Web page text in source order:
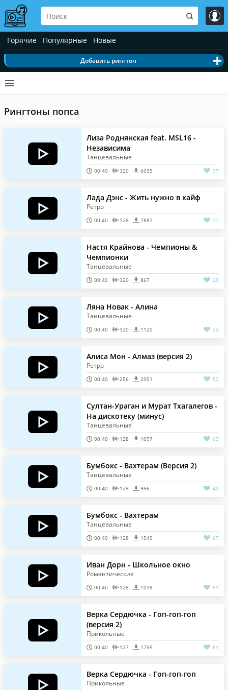
Горячие Популярные Новые
Добавить рингтон
Рингтоны попса
Лиза Роднянская feat. MSL16 -
Независима
Танцевальные
00:40 320 6035 37
Лада Дэнс - Жить нужно в кайф
Ретро
00:40 128 7887 37
Настя Крайнова - Чемпионы &
Чемпионки
Танцевальные
00:40 320 867 20
Ляна Новак - Алина
Танцевальные
00:40 320 1120 22
Алиса Мон - Алмаз (версия 2)
Ретро
00:40 256 2951 53
Султан-Ураган и Мурат Тхагалегов -
На дискотеку (минус)
Танцевальные
00:40 128 1097 63
Бумбокс - Вахтерам (Версия 2)
Танцевальные
00:40 128 956 40
Бумбокс - Вахтерам
Танцевальные
00:40 128 1549 67
Иван Дорн - Школьное окно
Романтические
00:40 128 1018 51
Верка Сердючка - Гоп-гоп-гоп
(версия 2)
Прикольные
00:40 127 1795 61
Верка Сердючка - Гоп-гоп-гоп
Прикольные